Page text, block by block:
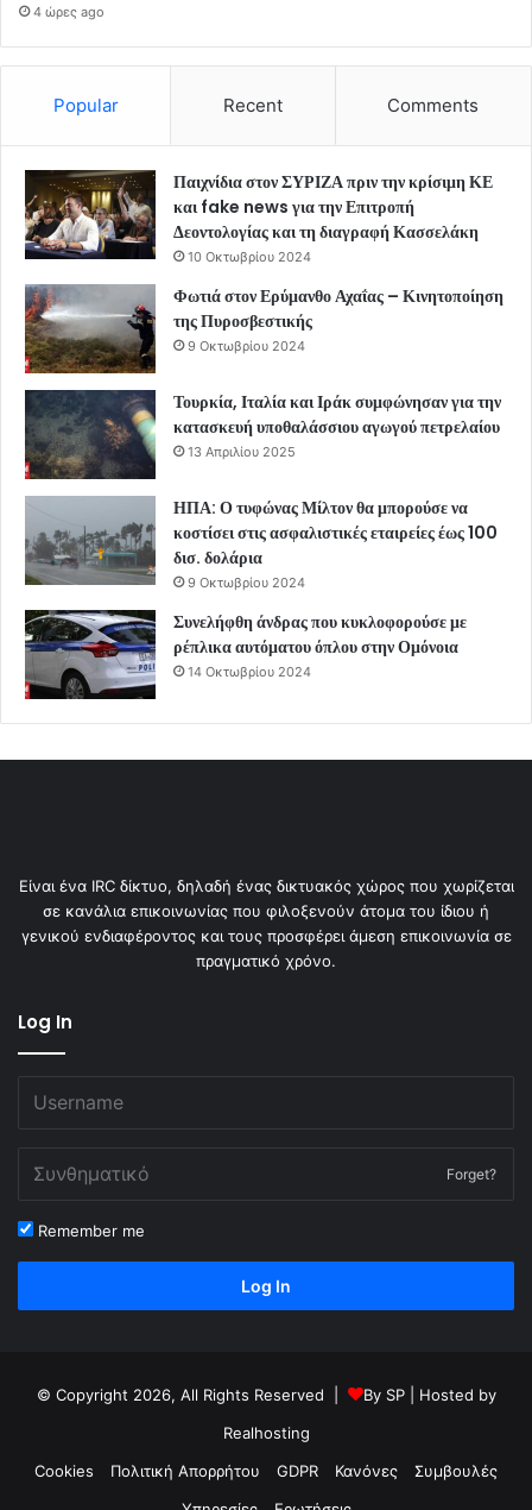
4 ώρες ago
Popular Recent Comments
Παιχνίδια στον ΣΥΡΙΖΑ πριν την κρίσιμη ΚΕ
και fake news για την Επιτροπή
Δεοντολογίας και τη διαγραφή Κασσελάκη
10 Οκτωβρίου 2024
Φωτιά στον Ερύμανθο Αχαΐας – Κινητοποίηση
της Πυροσβεστικής
9 Οκτωβρίου 2024
Τουρκία, Ιταλία και Ιράκ συμφώνησαν για την
κατασκευή υποθαλάσσιου αγωγού πετρελαίου
13 Απριλίου 2025
ΗΠΑ: Ο τυφώνας Μίλτον θα μπορούσε να
κοστίσει στις ασφαλιστικές εταιρείες έως 100
δισ. δολάρια
9 Οκτωβρίου 2024
Συνελήφθη άνδρας που κυκλοφορούσε με
ρέπλικα αυτόματου όπλου στην Ομόνοια
14 Οκτωβρίου 2024
Είναι ένα IRC δίκτυο, δηλαδή ένας δικτυακός χώρος που χωρίζεται
σε κανάλια επικοινωνίας που φιλοξενούν άτομα του ίδιου ή
γενικού ενδιαφέροντος και τους προσφέρει άμεση επικοινωνία σε
πραγματικό χρόνο.
Log In
Forget?
Remember me
Log In
© Copyright 2026, All Rights Reserved | By SP| Hosted by
Realhosting
Cookies
Πολιτική Απορρήτου GDPR Κανόνες
Συμβουλές